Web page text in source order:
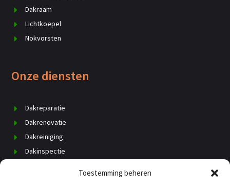
Toestemming beheren
Dakraam
Lichtkoepel
Nokvorsten
Onze diensten
Dakreparatie
Dakrenovatie
Dakreiniging
Dakinspectie